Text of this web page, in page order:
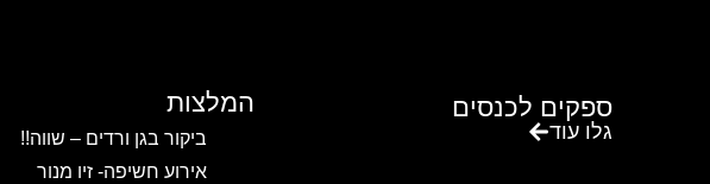
ספקים לכנסים
גלו עוד
המלצות
ביקור בגן ורדים – שווה!!
אירוע חשיפה- זיו מנור